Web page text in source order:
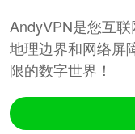
AndyVPN是您互
地理边界和网络屏
限的数字世界！